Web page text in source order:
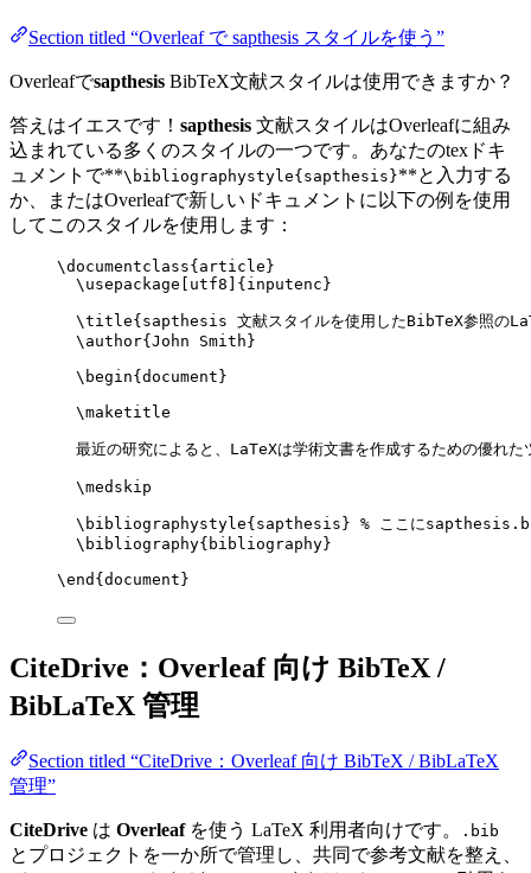
Section titled “Overleaf で sapthesis スタイルを使う”
Overleafでsapthesis BibTeX文献スタイルは使用できますか？
答えはイエスです！ sapthesis 文献スタイルはOverleafに組み
込まれている多くのスタイルの一つです。あなたのtexドキ
ュメントで**\bibliographystyle{sapthesis}**と入力する
か、またはOverleafで新しいドキュメントに以下の例を使用
してこのスタイルを使用します：
\documentclass{ article }
\usepackage
utf8 ]{ inputenc }
\title{sapthesis 文献スタイルを使用したBibTeX参照の
\author{John Smith}
\begin{ document }
\maketitle
最近の研究によると、LaTeXは学術文書を作成するための優れ
\medskip
\bibliographystyle{sapthesis} % ここに
\bibliography{bibliography}
\end { document }
CiteDrive：Overleaf 向け BibTeX /
BibLaTeX 管理
Section titled “CiteDrive：Overleaf 向け BibTeX / BibLaTeX
管理”
CiteDrive は Overleafを使う LaTeX 利用者向けです。 .bib
とプロジェクトを一か所で管理し、共同で参考文献を整え、